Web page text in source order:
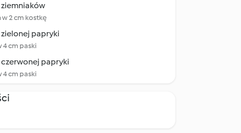
ziemniaków
2 cm kostkę
zielonej papryki
4 cm paski
czerwonej papryki
4 cm paski